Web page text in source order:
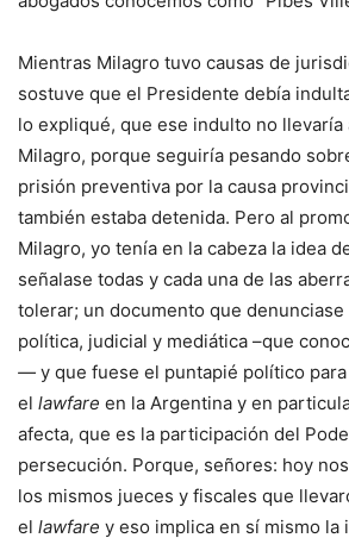
Mientras Milagro tuvo causas de
sostuve que el Presidente debía
lo expliqué, que ese indulto no llevaría
Milagro, porque seguiría pesando
prisión preventiva por la causa
también estaba detenida. Pero al
Milagro, yo tenía en la cabeza la idea
señalase todas y cada una de las
tolerar; un documento que
política, judicial y mediática –que
— y que fuese el puntapié político
el lawfare en la Argentina y en
afecta, que es la participación del
persecución. Porque, señores: hoy
los mismos jueces y fiscales que
el lawfare y eso implica en sí mismo la